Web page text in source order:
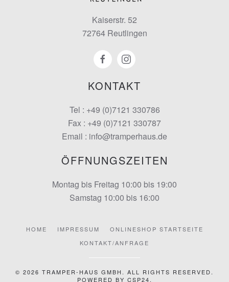
KONTAKT
Tel : +49 (0)7121 330786
Fax : +49 (0)7121 330787
Email : info@tramperhaus.de
Kaiserstr. 52
72764 Reutlingen
ÖFFNUNGSZEITEN
Montag bis Freitag 10:00 bis 19:00
Samstag 10:00 bis 16:00
HOME IMPRESSUM
ONLINESHOP STARTSEITE
KONTAKT/ANFRAGE
© 2026 TRAMPER-HAUS GMBH. ALL RIGHTS RESERVED.
POWERED BY CSP24.